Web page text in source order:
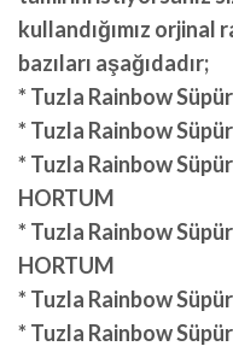
kullandığımız
bazıları aşağıdadır;
* Tuzla Rainbow
* Tuzla Rainbow
* Tuzla Rainbow
HORTUM
* Tuzla Rainbow
HORTUM
* Tuzla Rainbow
* Tuzla Rainbow